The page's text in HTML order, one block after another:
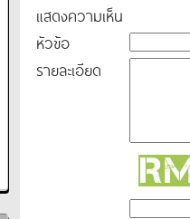
แสดงความเห็น
หัวข้อ
รายละเอียด